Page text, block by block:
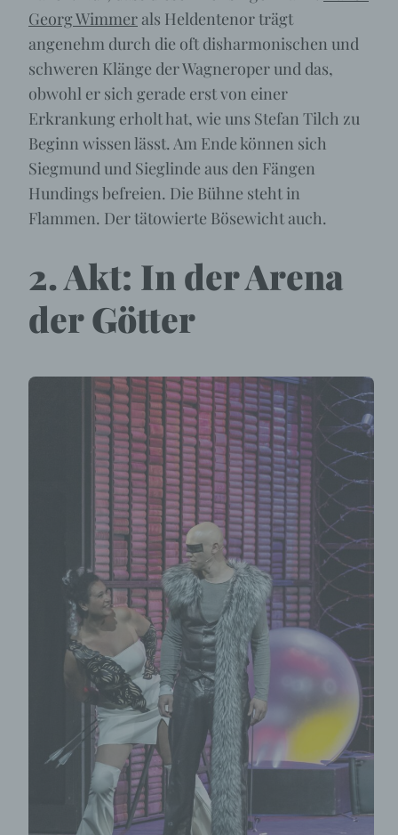
Georg Wimmer als Heldentenor trägt
angenehm durch die oft disharmonischen und
schweren Klänge der Wagneroper und das,
obwohl er sich gerade erst von einer
Erkrankung erholt hat, wie uns Stefan Tilch zu
Beginn wissen lässt. Am Ende können sich
Siegmund und Sieglinde aus den Fängen
Hundings befreien. Die Bühne steht in
Flammen. Der tätowierte Bösewicht auch.
2. Akt: In der Arena
der Götter